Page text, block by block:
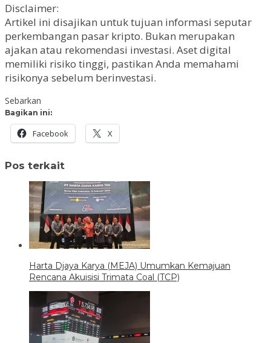
Disclaimer:
Artikel ini disajikan untuk tujuan informasi seputar
perkembangan pasar kripto. Bukan merupakan
ajakan atau rekomendasi investasi. Aset digital
memiliki risiko tinggi, pastikan Anda memahami
risikonya sebelum berinvestasi.
Sebarkan
Bagikan ini:
Facebook X
Pos terkait
Harta Djaya Karya (MEJA) Umumkan Kemajuan
Rencana Akuisisi Trimata Coal (TCP)